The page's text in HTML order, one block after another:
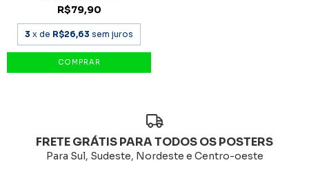
R$79,90
3 x de R$26,63 sem juros
FRETE GRÁTIS PARA TODOS OS POSTERS
Para Sul, Sudeste, Nordeste e Centro-oeste